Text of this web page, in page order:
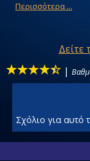
Περισσότερα ...
Δείτε
|
Σχόλιο για αυτό